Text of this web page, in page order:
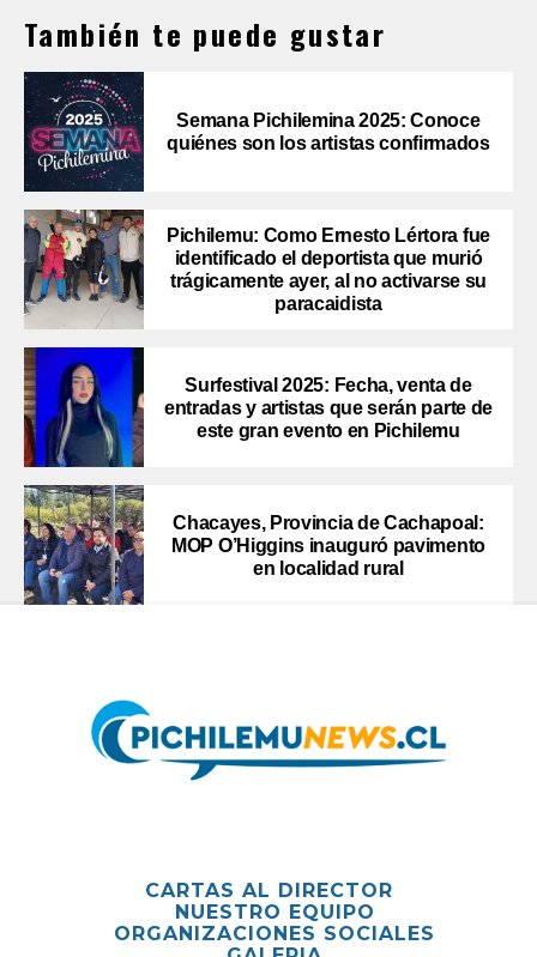
También te puede gustar
Semana Pichilemina 2025: Conoce
quiénes son los artistas confirmados
Pichilemu: Como Ernesto Lértora fue
identificado el deportista que murió
trágicamente ayer, al no activarse su
paracaidista
Surfestival 2025: Fecha, venta de
entradas y artistas que serán parte de
este gran evento en Pichilemu
Chacayes, Provincia de Cachapoal:
MOP O’Higgins inauguró pavimento
en localidad rural
CARTAS AL DIRECTOR
NUESTRO EQUIPO
ORGANIZACIONES SOCIALES